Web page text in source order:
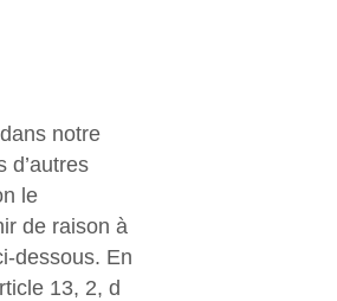
notre
d’autres
le
de raison à
dessous. En
13, 2, d